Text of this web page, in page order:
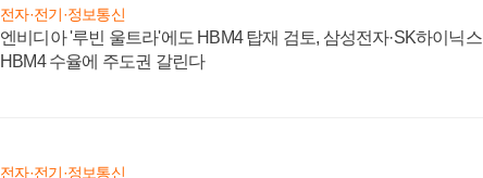
전자·전기·정보통신
엔비디아 '루빈 울트라'에도 HBM4 탑재 검토, 삼성전자·SK하이닉스
HBM4 수율에 주도권 갈린다
전자·전기·정보통신